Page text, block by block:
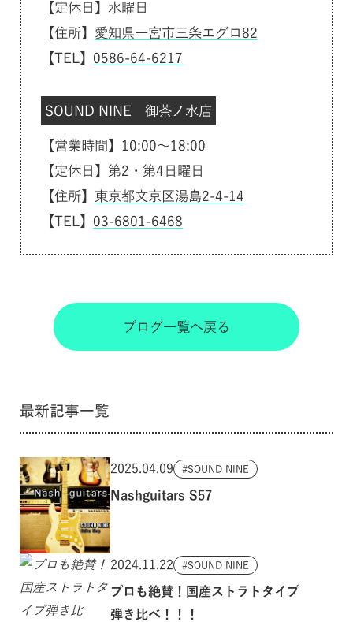
【定休日】水曜日
【住所】 愛知県一宮市三条エグロ82
【TEL】 0586-64-6217
SOUND NINE 御茶ノ水店
【営業時間】10:00～18:00
【定休日】第2・第4日曜日
【住所】 東京都文京区湯島2-4-14
【TEL】 03-6801-6468
ブログ一覧へ戻る
最新記事一覧
2025.04.09 SOUND NINE
Nashguitars S57
2024.11.22 SOUND NINE
プロも絶賛！国産ストラトタイプ
弾き比べ！！！